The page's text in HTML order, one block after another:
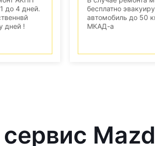
до 4 дней.
дней !
бесплатно
автомобиль до 50
МКАД-а